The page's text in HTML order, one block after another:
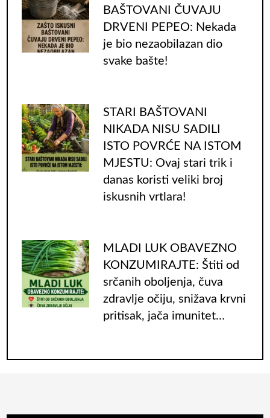
BAŠTOVANI ČUVAJU
DRVENI PEPEO: Nekada
je bio nezaobilazan dio
svake bašte!
STARI BAŠTOVANI
NIKADA NISU SADILI
ISTO POVRĆE NA ISTOM
MJESTU: Ovaj stari trik i
danas koristi veliki broj
iskusnih vrtlara!
MLADI LUK OBAVEZNO
KONZUMIRAJTE: Štiti od
srčanih oboljenja, čuva
zdravlje očiju, snižava krvni
pritisak, jača imunitet…